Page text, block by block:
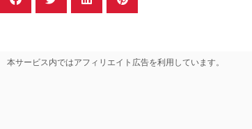
本サービス内ではアフィリエイト広告を利用しています。